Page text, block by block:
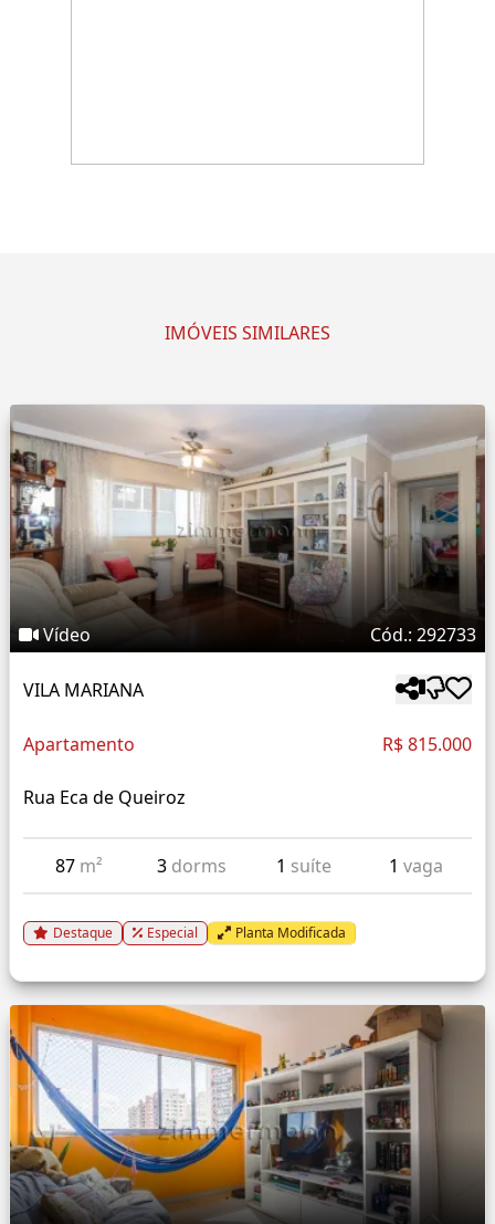
IMÓVEIS SIMILARES
Vídeo Cód.: 292733
VILA MARIANA
Apartamento R$ 815.000
Rua Eca de Queiroz
87 m² 3 dorms 1 suíte 1 vaga
Destaque Especial Planta Modificada